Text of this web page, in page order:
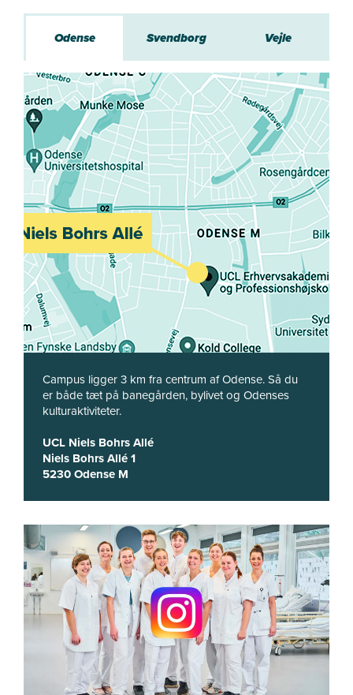
Odense Svendborg Vejle
Campus ligger 3 km fra centrum af Odense. Så du
er både tæt på banegården, bylivet og Odenses
kulturaktiviteter.
UCL Niels Bohrs Allé
Niels Bohrs Allé 1
5230 Odense M